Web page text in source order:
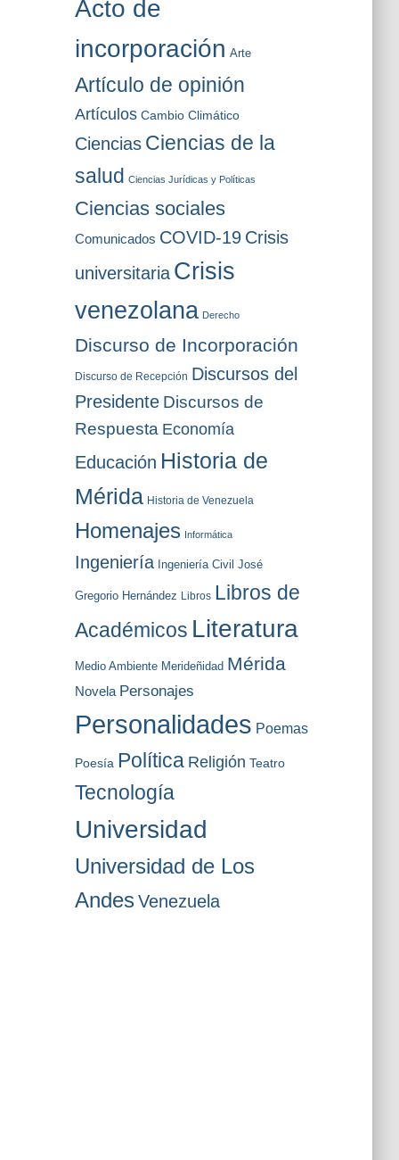
o
s
Acto de
incorporación Arte
Artículo de opinión
Artículos Cambio Climático
Ciencias Ciencias de la
salud Ciencias Jurídicas y Políticas
Ciencias sociales
Comunicados COVID-19 Crisis
universitaria Crisis
venezolana Derecho
Discurso de Incorporación
Discurso de Recepción Discursos del
Presidente Discursos de
Respuesta Economía
Educación Historia de
Mérida Historia de Venezuela
Homenajes Informática
Ingeniería Ingeniería Civil José
Gregorio Hernández Libros Libros de
Académicos Literatura
Medio Ambiente Merideñidad Mérida
Novela Personajes
Personalidades Poemas
Poesía Política Religión Teatro
Tecnología
Universidad
Universidad de Los
Andes Venezuela